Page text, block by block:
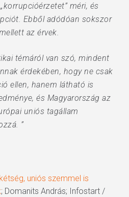
méri, és
Ebből adódóan sokszor
az érvek.
témáról van szó, mindent
érdekében, hogy ne csak
ellen, hanem látható is
és Magyarország az
uniós tagállam
”
uniós szemmel is
; Domanits András; Infostart /